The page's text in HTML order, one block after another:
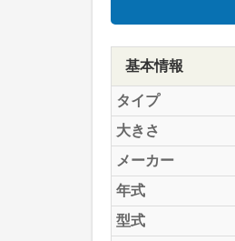
基本情報
タイプ
大きさ
メーカー
年式
型式